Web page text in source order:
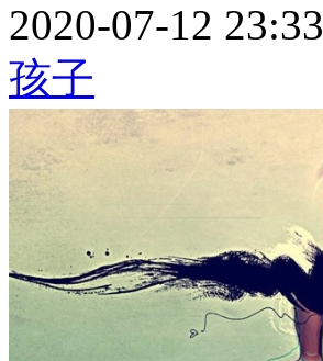
2020-07-12 23:33
孩子